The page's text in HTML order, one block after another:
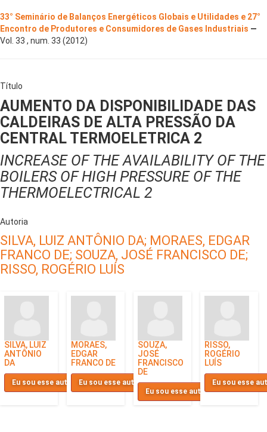
33° Seminário de Balanços Energéticos Globais e Utilidades e 27°
Encontro de Produtores e Consumidores de Gases Industriais —
Vol. 33 , num. 33 (2012)
Título
AUMENTO DA DISPONIBILIDADE DAS
CALDEIRAS DE ALTA PRESSÃO DA
CENTRAL TERMOELETRICA 2
INCREASE OF THE AVAILABILITY OF THE
BOILERS OF HIGH PRESSURE OF THE
THERMOELECTRICAL 2
Autoria
SILVA, LUIZ ANTÔNIO DA; MORAES, EDGAR
FRANCO DE; SOUZA, JOSÉ FRANCISCO DE;
RISSO, ROGÉRIO LUÍS
SILVA, LUIZ
ANTÔNIO
DA
Eu sou esse autor
MORAES,
EDGAR
FRANCO DE
Eu sou esse autor
SOUZA,
JOSÉ
FRANCISCO
DE
Eu sou esse autor
RISSO,
ROGÉRIO
LUÍS
Eu sou esse